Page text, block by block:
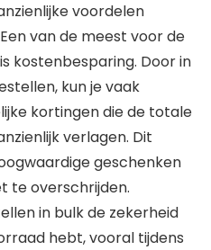
voordelen
van de meest voor de
kostenbesparing. Door in
kun je vaak
kortingen die de totale
verlagen. Dit
geschenken
te overschrijden.
in bulk de zekerheid
hebt, vooral tijdens